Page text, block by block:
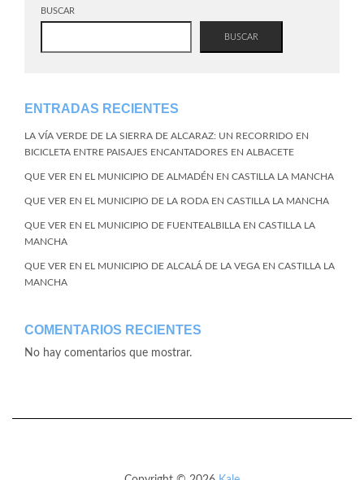
BUSCAR
BUSCAR
ENTRADAS RECIENTES
LA VÍA VERDE DE LA SIERRA DE ALCARAZ: UN RECORRIDO EN
BICICLETA ENTRE PAISAJES ENCANTADORES EN ALBACETE
QUE VER EN EL MUNICIPIO DE ALMADÉN EN CASTILLA LA MANCHA
QUE VER EN EL MUNICIPIO DE LA RODA EN CASTILLA LA MANCHA
QUE VER EN EL MUNICIPIO DE FUENTEALBILLA EN CASTILLA LA
MANCHA
QUE VER EN EL MUNICIPIO DE ALCALÁ DE LA VEGA EN CASTILLA LA
MANCHA
COMENTARIOS RECIENTES
No hay comentarios que mostrar.